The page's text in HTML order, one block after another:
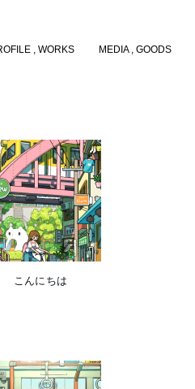
, WORKS MEDIA , GOODS
こんにちは